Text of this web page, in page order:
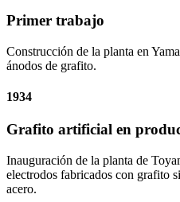
Primer trabajo
Construcción de la planta en
ánodos de grafito.
1934
Grafito artificial en
Inauguración de la planta de
electrodos fabricados con grafito
acero.